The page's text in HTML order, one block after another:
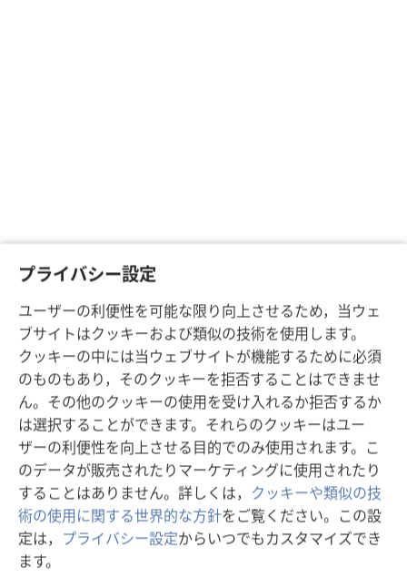
プライバシー設定
ユーザーの利便性を可能な限り向上させるため，当ウェ
ブサイトはクッキーおよび類似の技術を使用します。
クッキーの中には当ウェブサイトが機能するために必須
のものもあり，そのクッキーを拒否することはできませ
ん。その他のクッキーの使用を受け入れるか拒否するか
は選択することができます。それらのクッキーはユー
ザーの利便性を向上させる目的でのみ使用されます。こ
のデータが販売されたりマーケティングに使用されたり
することはありません。詳しくは， クッキーや類似の技
術の使用に関する世界的な方針をご覧ください。この設
定は， プライバシー設定からいつでもカスタマイズでき
ます。